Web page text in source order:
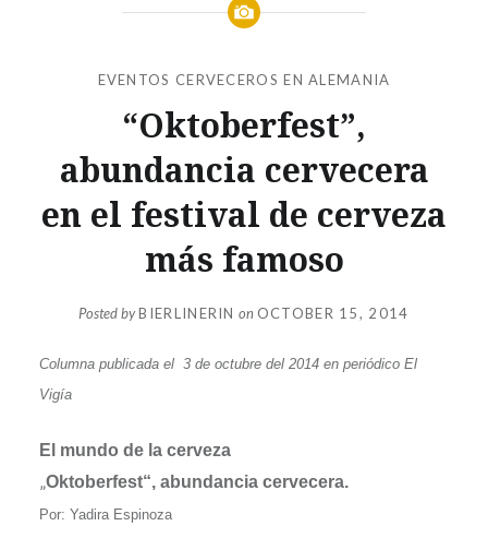
EVENTOS CERVECEROS EN ALEMANIA
“Oktoberfest”,
abundancia cervecera
en el festival de cerveza
más famoso
Posted byBIERLINERIN on OCTOBER 15, 2014
Columna publicada el 3 de octubre del 2014 en periódico El
Vigía
El mundo de la cerveza
„Oktoberfest“, abundancia cervecera.
Por: Yadira Espinoza